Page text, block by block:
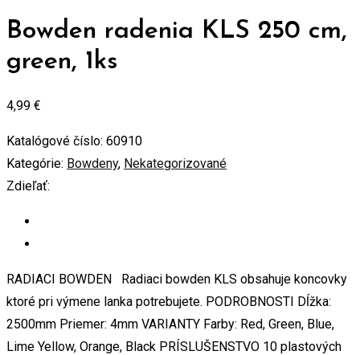
Bowden radenia KLS 250 cm,
green, 1ks
4,99 €
Katalógové číslo: 60910
Kategórie: Bowdeny, Nekategorizované
Zdieľať:
RADIACI BOWDEN Radiaci bowden KLS obsahuje koncovky
ktoré pri výmene lanka potrebujete. PODROBNOSTI Dĺžka:
2500mm Priemer: 4mm VARIANTY Farby: Red, Green, Blue,
Lime Yellow, Orange, Black PRÍSLUŠENSTVO 10 plastových